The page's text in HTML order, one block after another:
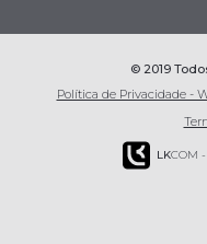
© 2019
Política de Privacidade -
LKCOM -